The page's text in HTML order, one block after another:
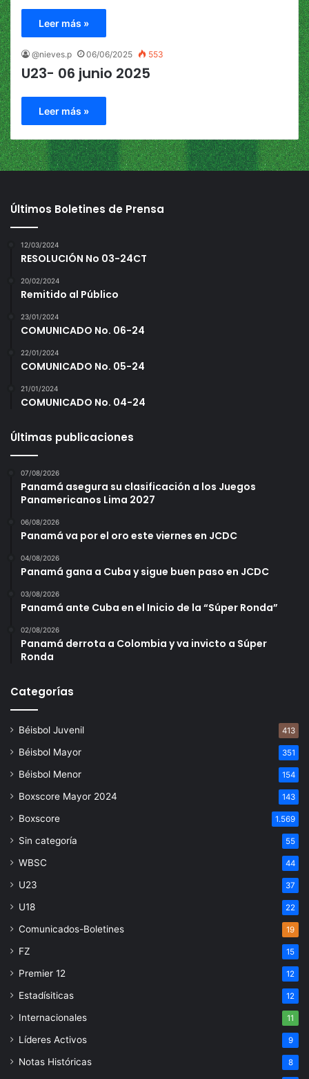
Leer más »
@nieves.p 06/06/2025 553
U23- 06 junio 2025
Leer más »
Últimos Boletines de Prensa
12/03/2024
RESOLUCIÓN No 03-24CT
20/02/2024
Remitido al Público
23/01/2024
COMUNICADO No. 06-24
22/01/2024
COMUNICADO No. 05-24
21/01/2024
COMUNICADO No. 04-24
Últimas publicaciones
07/08/2026
Panamá asegura su clasificación a los Juegos
Panamericanos Lima 2027
06/08/2026
Panamá va por el oro este viernes en JCDC
04/08/2026
Panamá gana a Cuba y sigue buen paso en JCDC
03/08/2026
Panamá ante Cuba en el Inicio de la “Súper Ronda”
02/08/2026
Panamá derrota a Colombia y va invicto a Súper
Ronda
Categorías
Béisbol Juvenil 413
Béisbol Mayor 351
Béisbol Menor 154
Boxscore Mayor 2024 143
Boxscore 1.569
Sin categoría 55
WBSC 44
U23 37
U18 22
Comunicados-Boletines 19
FZ 15
Premier 12 12
Estadísiticas 12
Internacionales 11
Líderes Activos 9
Notas Históricas 8